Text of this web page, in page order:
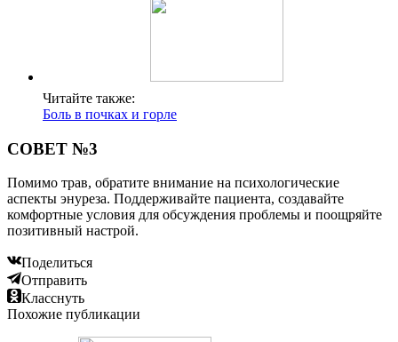
Читайте также:
Боль в почках и горле
СОВЕТ №3
Помимо трав, обратите внимание на психологические
аспекты энуреза. Поддерживайте пациента, создавайте
комфортные условия для обсуждения проблемы и поощряйте
позитивный настрой.
Поделиться
Отправить
Класснуть
Похожие публикации